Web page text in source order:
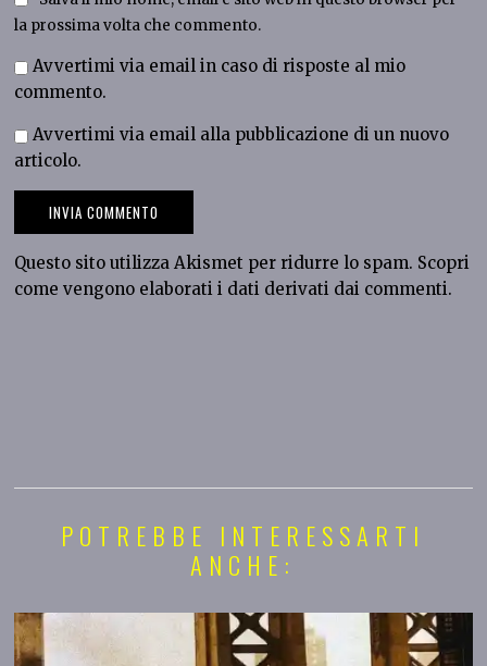
la prossima volta che commento.
Avvertimi via email in caso di risposte al mio
commento.
Avvertimi via email alla pubblicazione di un nuovo
articolo.
Questo sito utilizza Akismet per ridurre lo spam. Scopri
come vengono elaborati i dati derivati dai commenti.
POTREBBE INTERESSARTI
ANCHE: